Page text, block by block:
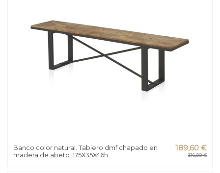
Banco color natural. Tablero dmf chapado en
madera de abeto. 175X35X46h
189,60 €
316,00 €